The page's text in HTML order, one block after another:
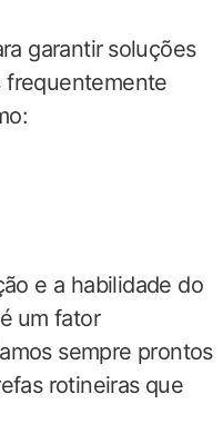
garantir ⁣soluções
frequentemente
e a habilidade do​
⁢um fator
sempre prontos
rotineiras que